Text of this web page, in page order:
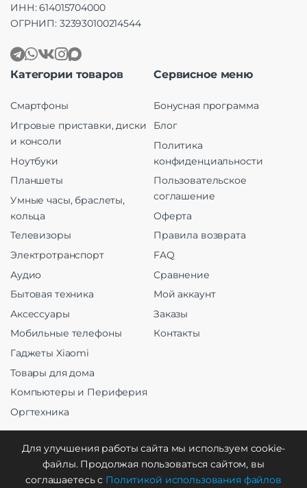
ИНН: 614015704000
ОГРНИП: 323930100214544
Категории товаров
Смартфоны
Игровые приставки, диски
и консоли
Ноутбуки
Планшеты
Умные часы, браслеты,
кольца
Телевизоры
Электротранспорт
Аудио
Бытовая техника
Аксессуары
Мобильные телефоны
Гаджеты Xiaomi
Товары для дома
Компьютеры и Периферия
Оргтехника
Сервисное меню
Бонусная программа
Блог
Политика
конфиденциальности
Пользовательское
соглашение
Оферта
Правила возврата
FAQ
Сравнение
Мой аккаунт
Заказы
Контакты
Создание и продвижение
Для улучшения работы сайта мы используем cookie-
файлы. Продолжая пользоваться сайтом, вы
соглашаетесь с Политикой использования файлов